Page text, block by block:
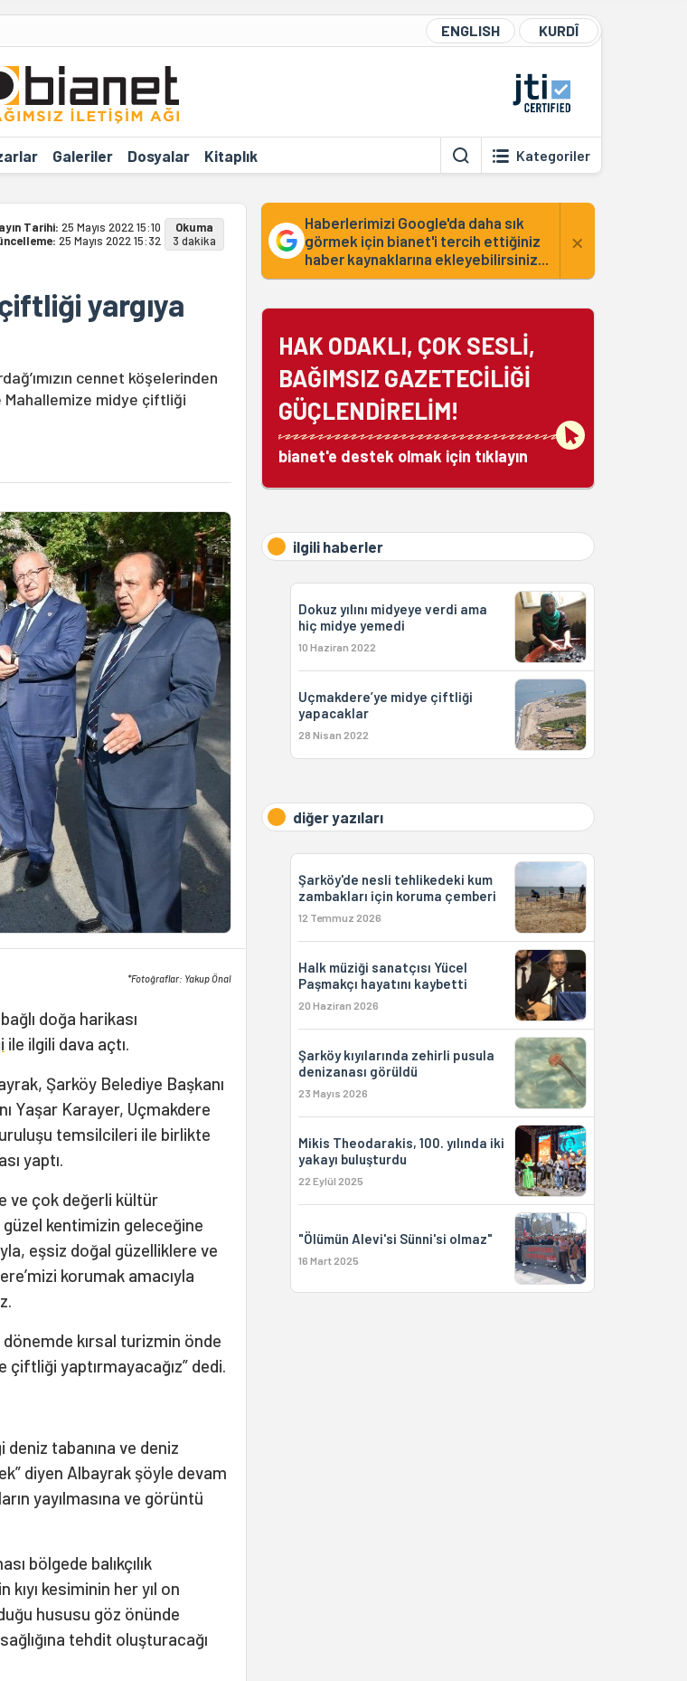
ENGLISH KURDÎ
Galeriler Dosyalar Kitaplık Kategoriler
Tarihi: 25 Mayıs 2022 15:10
25 Mayıs 2022 15:32
Okuma
3 dakika
yargıya
cennet köşelerinden
Mahallemize midye çiftliği
*Fotoğraflar: Yakup Önal
doğa harikası
ile ilgili dava açtı.
Şarköy Belediye Başkanı
Yaşar Karayer, Uçmakdere
temsilcileri ile birlikte
yaptı.
ve çok değerli kültür
kentimizin geleceğine
eşsiz doğal güzelliklere ve
korumak amacıyla
dönemde kırsal turizmin önde
yaptırmayacağız” dedi.
deniz tabanına ve deniz
diyen Albayrak şöyle devam
yayılmasına ve görüntü
bölgede balıkçılık
kesiminin her yıl on
hususu göz önünde
tehdit oluşturacağı
Haberlerimizi Google'da daha sık
görmek için bianet'i tercih ettiğiniz
haber kaynaklarına ekleyebilirsiniz...
×
HAK ODAKLI, ÇOK SESLİ,
BAĞIMSIZ GAZETECİLİĞİ
GÜÇLENDİRELİM!
bianet'e destek olmak için tıklayın
ilgili haberler
Dokuz yılını midyeye verdi ama
hiç midye yemedi
10 Haziran 2022
Uçmakdere’ye midye çiftliği
yapacaklar
28 Nisan 2022
diğer yazıları
Şarköy'de nesli tehlikedeki kum
zambakları için koruma çemberi
12 Temmuz 2026
Halk müziği sanatçısı Yücel
Paşmakçı hayatını kaybetti
20 Haziran 2026
Şarköy kıyılarında zehirli pusula
denizanası görüldü
23 Mayıs 2026
Mikis Theodarakis, 100. yılında iki
yakayı buluşturdu
22 Eylül 2025
"Ölümün Alevi'si Sünni'si olmaz"
16 Mart 2025